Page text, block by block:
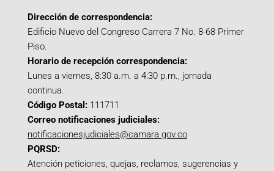
Dirección de correspondencia:
Edificio Nuevo del Congreso Carrera 7 No. 8-68 Primer
Piso.
Horario de recepción correspondencia:
Lunes a viernes, 8:30 a.m. a 4:30 p.m., jornada
continua.
Código Postal: 111711
Correo notificaciones judiciales:
notificacionesjudiciales@camara.gov.co
PQRSD:
Atención peticiones, quejas, reclamos, sugerencias y